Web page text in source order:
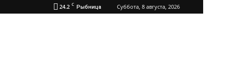
24.2 C Рыбница Суббота, 8 августа, 2026